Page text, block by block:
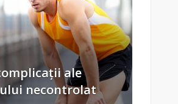
ale
necontrolat